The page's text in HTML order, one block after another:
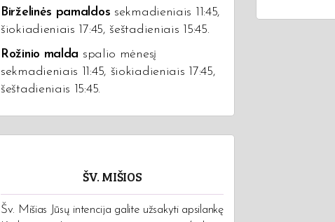
Birželinės pamaldos sekmadieniais 11:45,
šiokiadieniais 17:45, šeštadieniais 15:45.
Rožinio malda spalio mėnesį
sekmadieniais 11:45, šiokiadieniais 17:45,
šeštadieniais 15:45.
ŠV. MIŠIOS
Šv. Mišias Jūsų intencija galite užsakyti apsilankę